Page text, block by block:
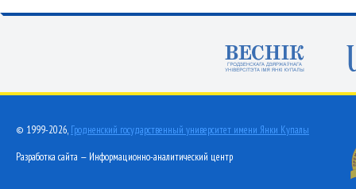
© 1999-2026, Гродненский государственный университет имени Янки Купалы
Разработка сайта — Информационно-аналитический центр